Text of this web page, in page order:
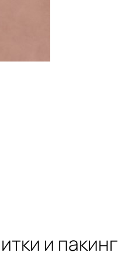
и пакинг